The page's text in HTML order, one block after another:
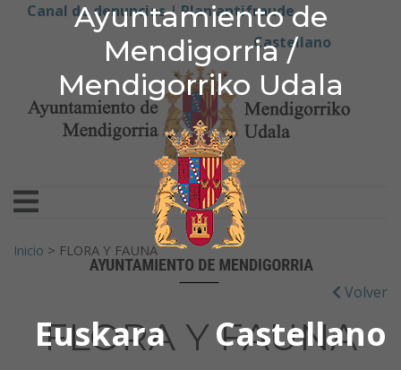
Ayuntamiento de
Mendigorria /
Mendigorriko Udala
Euskara Castellano
Ir al contenido
Ayuntamiento de
Canal de denuncias | Plan antifraude
Castellano
Buscar:
Inicio > FLORA Y FAUNA
Volver
FLORA Y FAUNA